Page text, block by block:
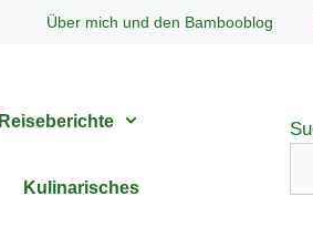
Über mich und den Bambooblog
Reiseberichte
Kulinarisches